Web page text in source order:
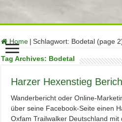
Home | Schlagwort: Bodetal (page
Tag Archives: Bodetal
Harzer Hexenstieg
Wanderbericht oder Online-
über seine Facebook-Seite einen
Oxfam Trailwalker Deutschland mit